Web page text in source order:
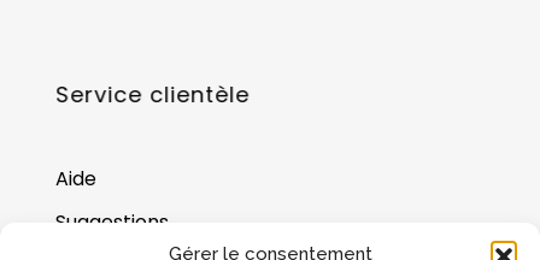
Gérer le consentement
Service clientèle
Aide
Suggestions